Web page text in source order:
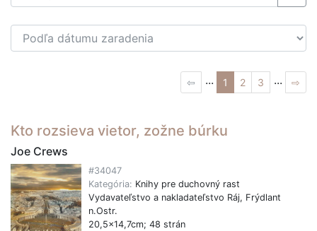
⇦ ... 1 2 3 ... ⇨
Kto rozsieva vietor, zožne búrku
Joe Crews
#34047
Kategória: Knihy pre duchovný rast
Vydavateľstvo a nakladateľstvo Ráj, Frýdlant
n.Ostr.
20,5x14,7cm; 48 strán